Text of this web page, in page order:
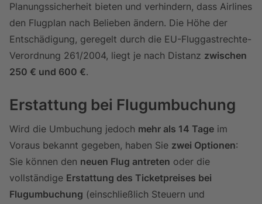
Planungssicherheit bieten und verhindern, dass Airlines
den Flugplan nach Belieben ändern. Die Höhe der
Entschädigung, geregelt durch die EU-Fluggastrechte-
Verordnung 261/2004, liegt je nach Distanz zwischen
250 € und 600 €.
Erstattung bei Flugumbuchung
Wird die Umbuchung jedoch mehr als 14 Tage im
Voraus bekannt gegeben, haben Sie zwei Optionen:
Sie können den neuen Flug antreten oder die
vollständige Erstattung des Ticketpreises bei
Flugumbuchung (einschließlich Steuern und